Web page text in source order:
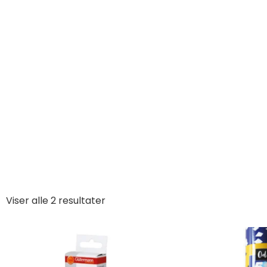
Viser alle 2 resultater